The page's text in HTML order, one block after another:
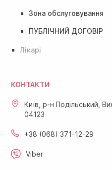
Зона обслуговування
ПУБЛІЧНИЙ ДОГОВІР
Лікарі
КОНТАКТИ
Київ, р-н Подільський,
04123
+38 (068) 371-12-29
Viber